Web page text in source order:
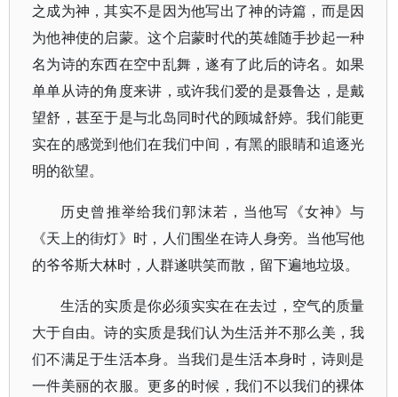
之成为神，其实不是因为他写出了神的诗篇，而是因
为他神使的启蒙。这个启蒙时代的英雄随手抄起一种
名为诗的东西在空中乱舞，遂有了此后的诗名。如果
单单从诗的角度来讲，或许我们爱的是聂鲁达，是戴
望舒，甚至于是与北岛同时代的顾城舒婷。我们能更
实在的感觉到他们在我们中间，有黑的眼睛和追逐光
明的欲望。
历史曾推举给我们郭沫若，当他写《女神》与
《天上的街灯》时，人们围坐在诗人身旁。当他写他
的爷爷斯大林时，人群遂哄笑而散，留下遍地垃圾。
生活的实质是你必须实实在在去过，空气的质量
大于自由。诗的实质是我们认为生活并不那么美，我
们不满足于生活本身。当我们是生活本身时，诗则是
一件美丽的衣服。更多的时候，我们不以我们的裸体